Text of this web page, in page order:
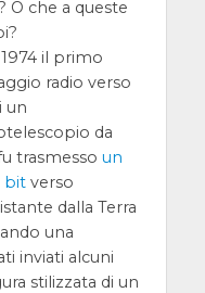
O che a queste
il primo
radio verso
un
da
trasmesso un
bitverso
dalla Terra
una
inviati alcuni
stilizzata di un